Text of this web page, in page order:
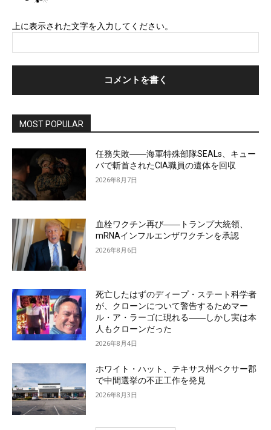
上に表示された文字を入力してください。
MOST POPULAR
任務失敗――海軍特殊部隊SEALs、キュー
バで斬首されたCIA職員の遺体を回収
2026年8月7日
血栓ワクチン再び――トランプ大統領、
mRNAインフルエンザワクチンを承認
2026年8月6日
死亡したはずのディープ・ステート科学者
が、クローンについて警告するためマー
ル・ア・ラーゴに現れる――しかし実は本
人もクローンだった
2026年8月4日
ホワイト・ハット、テキサス州ベクサー郡
で中間選挙の不正工作を発見
2026年8月3日